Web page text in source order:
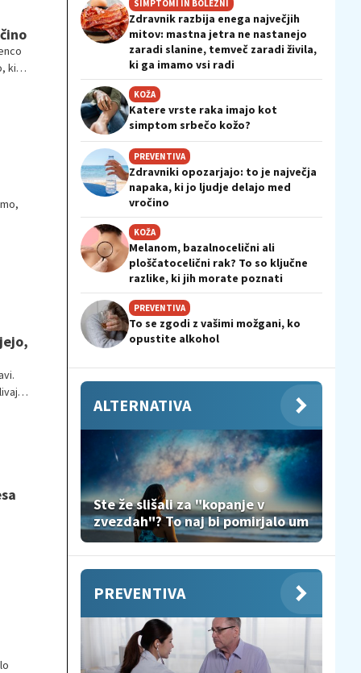
ki
SIMPTOMI IN BOLEZNI
Zdravnik razbija enega največjih
mitov: mastna jetra ne nastanejo
zaradi slanine, temveč zaradi živila,
ki ga imamo vsi radi
KOŽA
Katere vrste raka imajo kot
simptom srbečo kožo?
PREVENTIVA
Zdravniki opozarjajo: to je največja
napaka, ki jo ljudje delajo med
vročino
KOŽA
Melanom, bazalnocelični ali
ploščatocelični rak? To so ključne
razlike, ki jih morate poznati
PREVENTIVA
To se zgodi z vašimi možgani, ko
opustite alkohol
ALTERNATIVA
Ste že slišali za "kopanje v
zvezdah"? To naj bi pomirjalo um
PREVENTIVA